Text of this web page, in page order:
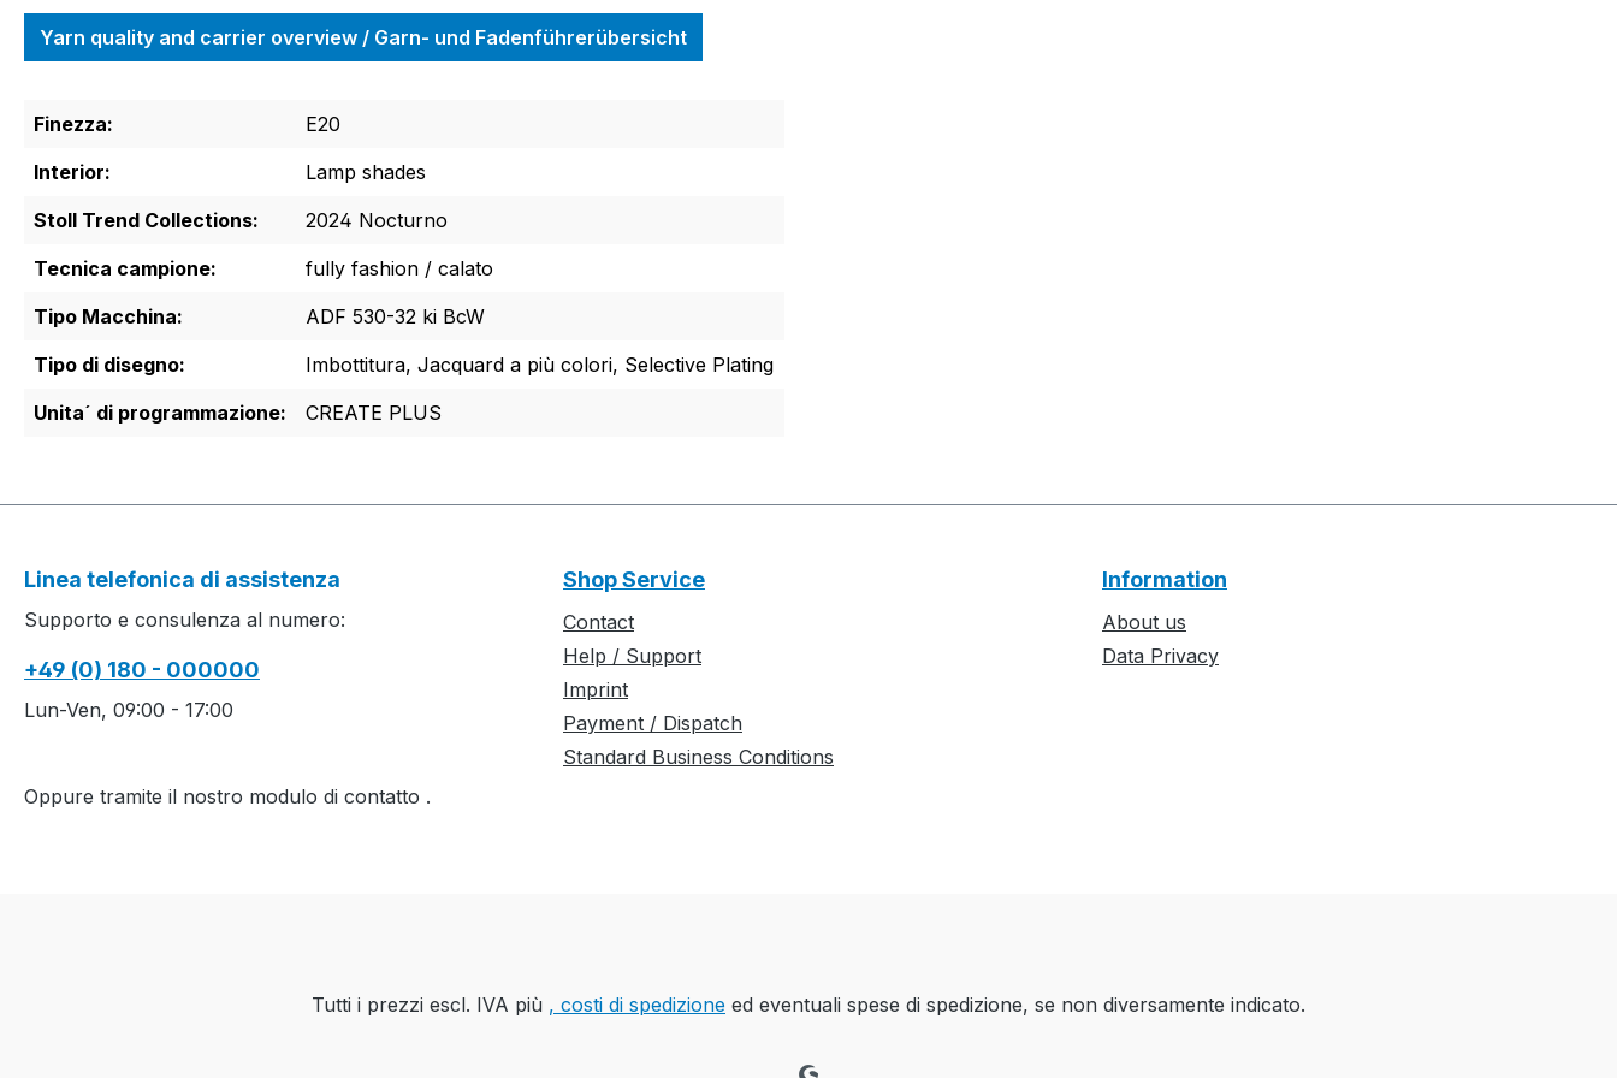
Yarn quality and carrier overview / Garn- und Fadenführerübersicht
Finezza:
E20
Interior:
Lamp shades
Stoll Trend Collections:
2024 Nocturno
Tecnica campione:
fully fashion / calato
Tipo Macchina:
ADF 530-32 ki BcW
Tipo di disegno:
Imbottitura, Jacquard a più colori, Selective Plating
Unita´ di programmazione:
CREATE PLUS
Linea telefonica di assistenza
Supporto e consulenza al numero:
+49 (0) 180 - 000000
Lun-Ven, 09:00 - 17:00
Oppure tramite il nostro modulo di contatto .
Shop Service
Contact
Help / Support
Imprint
Payment / Dispatch
Standard Business Conditions
Information
About us
Data Privacy
Tutti i prezzi escl. IVA più , costi di spedizione ed eventuali spese di spedizione, se non diversamente indicato.